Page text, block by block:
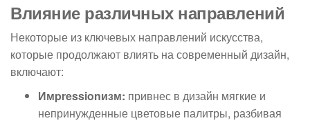
Влияние различных направлений
Некоторые из ключевых направлений искусства,
которые продолжают влиять на современный дизайн,
включают:
Имpressionизм: привнес в дизайн мягкие и
непринужденные цветовые палитры, разбивая